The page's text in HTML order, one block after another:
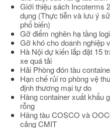
Giới thiệu sách Incoterms
dụng (Thực tiễn và lưu ý
phổ biến)
Gỡ điểm nghẽn hạ tầng
Gỡ khó cho doanh nghiệp
Hà Nội dự kiến lắp đặt 15
xe quá tải
Hải Phòng đón tàu
Hạn chế rủi ro phòng vệ
định thương mại tự do
Hàng container xuất khẩu
rỗng
Hãng tàu COSCO và
cảng CMIT